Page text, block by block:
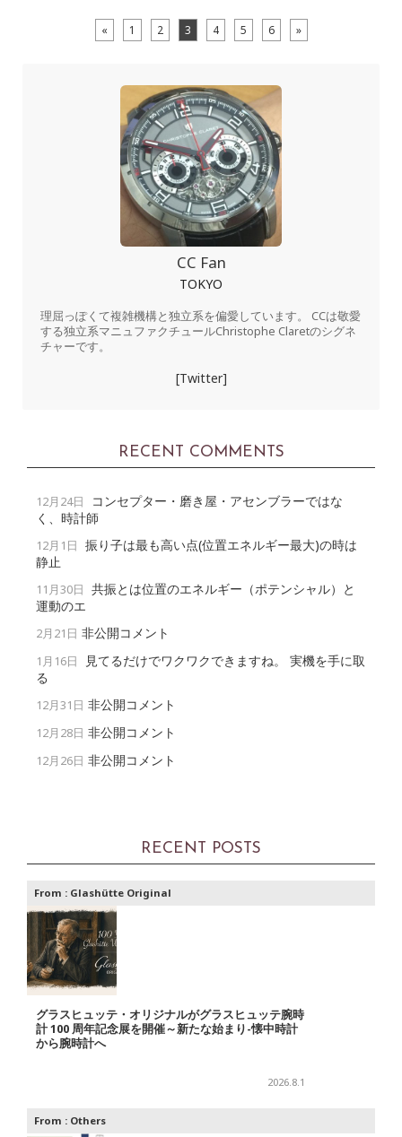
« 1 2 3 4 5 6 »
CC Fan
TOKYO
理屈っぽくて複雑機構と独立系を偏愛しています。 CCは敬愛
する独立系マニュファクチュールChristophe Claretのシグネ
チャーです。
[Twitter]
RECENT COMMENTS
12月24日
コンセプター・磨き屋・アセンブラーではな
く、時計師
12月1日 振り子は最も高い点(位置エネルギー最大)の時は
静止
11月30日 共振とは位置のエネルギー（ポテンシャル）と
運動のエ
2月21日 非公開コメント
1月16日
見てるだけでワクワクできますね。 実機を手に取
る
12月31日 非公開コメント
12月28日 非公開コメント
12月26日 非公開コメント
RECENT POSTS
From : Glashütte Original
グラスヒュッテ・オリジナルがグラスヒュッテ腕時
計 100 周年記念展を開催～新たな始まり-懐中時計
から腕時計へ
2026.8.1
From : Others